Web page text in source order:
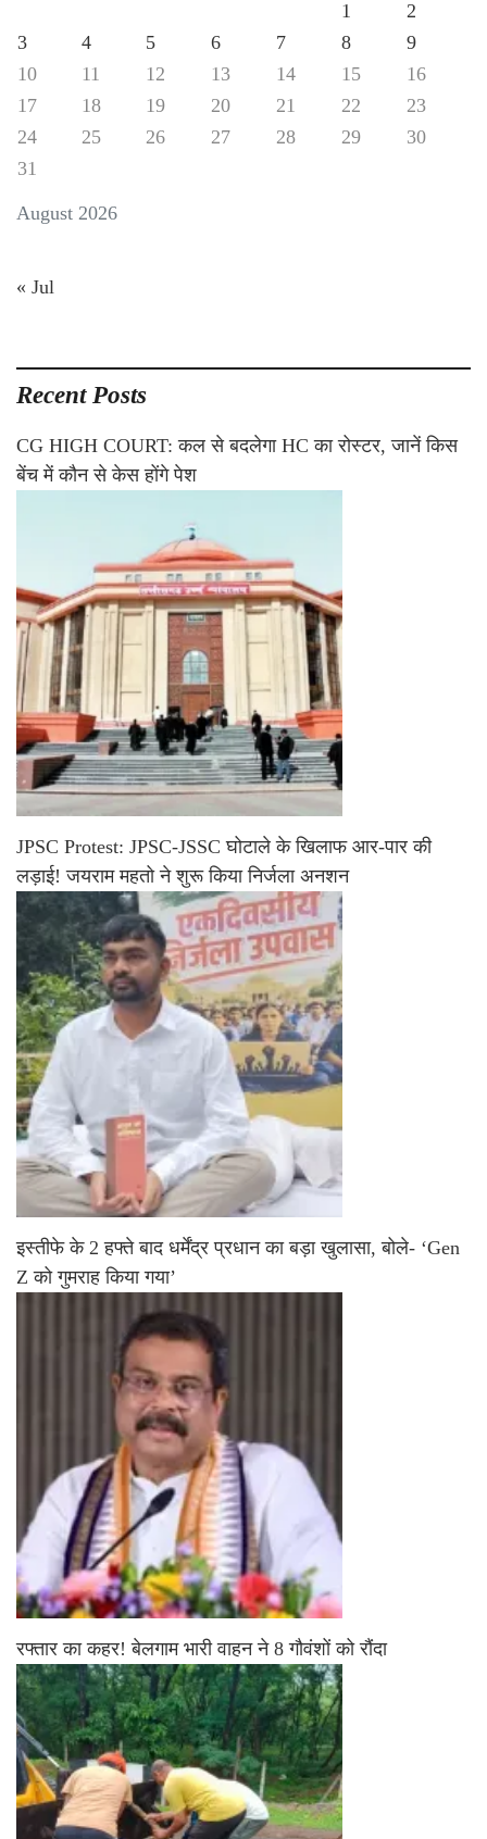
August 2026
1
2
3
4 5 6 7 8
9
10
11 12 13 14 15
16
17
18 19 20 21 22
23
24
25 26 27 28 29
30
31
« Jul
Recent Posts
CG HIGH COURT: कल से बदलेगा HC का रोस्टर, जानें किस
बेंच में कौन से केस होंगे पेश
JPSC Protest: JPSC-JSSC घोटाले के खिलाफ आर-पार की
लड़ाई! जयराम महतो ने शुरू किया निर्जला अनशन
इस्तीफे के 2 हफ्ते बाद धर्मेंद्र प्रधान का बड़ा खुलासा, बोले- ‘Gen
Z को गुमराह किया गया’
रफ्तार का कहर! बेलगाम भारी वाहन ने 8 गौवंशों को रौंदा